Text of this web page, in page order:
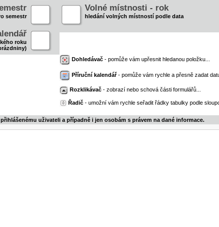
semestr
Volné místnosti - rok
hledání volných místností podle data
roku
Dohledávač - pomůže vám upřesnit hledanou položku...
Příruční kalendář- pomůže vám rychle a přesně zadat
Rozklikávač - zobrazí nebo schová části formulářů...
Řadič - umožní vám rychle seřadit řádky tabulky podle
uživateli a případně i jen osobám s právem na dané informace.